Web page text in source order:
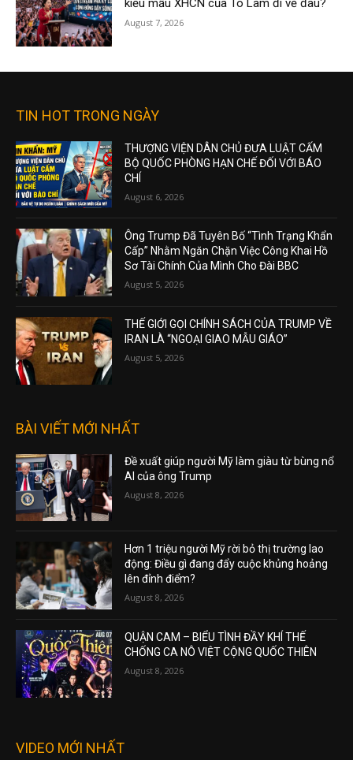
kiểu mẫu XHCN của Tô Lâm đi về đâu?
August 7, 2026
TIN HOT TRONG NGÀY
THƯỢNG VIỆN DÂN CHỦ ĐƯA LUẬT CẤM
BỘ QUỐC PHÒNG HẠN CHẾ ĐỐI VỚI BÁO
CHÍ
August 6, 2026
Ông Trump Đã Tuyên Bố “Tình Trạng Khẩn
Cấp” Nhằm Ngăn Chặn Việc Công Khai Hồ
Sơ Tài Chính Của Mình Cho Đài BBC
August 5, 2026
THẾ GIỚI GỌI CHÍNH SÁCH CỦA TRUMP VỀ
IRAN LÀ “NGOẠI GIAO MẪU GIÁO”
August 5, 2026
BÀI VIẾT MỚI NHẤT
Đề xuất giúp người Mỹ làm giàu từ bùng nổ
AI của ông Trump
August 8, 2026
Hơn 1 triệu người Mỹ rời bỏ thị trường lao
động: Điều gì đang đẩy cuộc khủng hoảng
lên đỉnh điểm?
August 8, 2026
QUẬN CAM – BIỂU TÌNH ĐẦY KHÍ THẾ
CHỐNG CA NÔ VIỆT CỘNG QUỐC THIÊN
August 8, 2026
VIDEO MỚI NHẤT